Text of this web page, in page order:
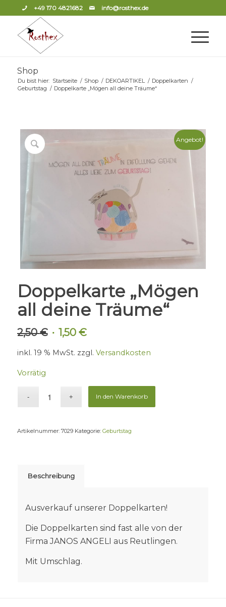
+49 170 4821682 info@rosthex.de
Shop
Du bist hier: Startseite / Shop / DEKOARTIKEL / Doppelkarten /
Geburtstag / Doppelkarte „Mögen all deine Träume“
Angebot!
Doppelkarte „Mögen
all deine Träume“
2,50€ Ursprünglicher
war:
1,50 €Aktueller
ist:
inkl. 19 % MwSt. zzgl. Versandkosten
Vorrätig
In den Warenkorb
Artikelnummer: 7029 Kategorie: Geburtstag
Beschreibung
Ausverkauf unserer Doppelkarten!
Die Doppelkarten sind fast alle von der
Firma JANOS ANGELI aus Reutlingen.
Mit Umschlag.